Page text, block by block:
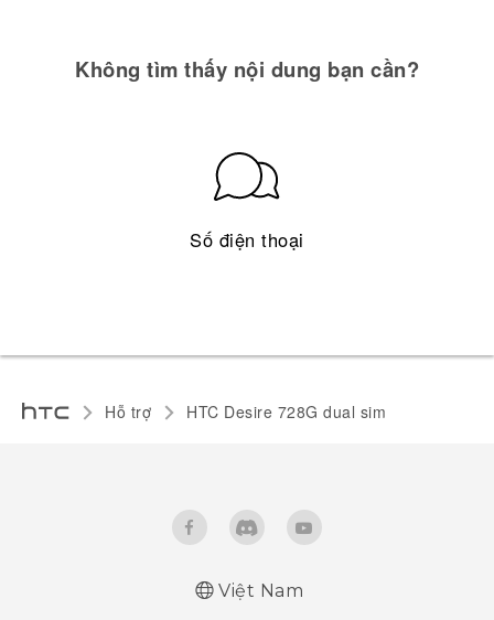
Không tìm thấy nội dung bạn cần?
Số điện thoại
Hỗ trợ HTC Desire 728G dual sim‎
Việt Nam